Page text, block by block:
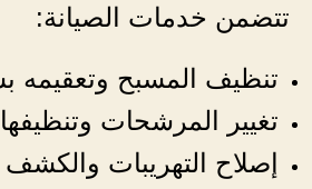
تتضمن خدمات الصيانة:
تنظيف المسبح وتعقيمه
تغيير المرشحات
إصلاح التهريبات